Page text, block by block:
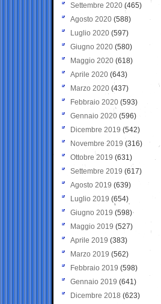
Settembre 2020(465)
Agosto 2020 (588)
Luglio 2020 (597)
Giugno 2020 (580)
Maggio 2020 (618)
Aprile 2020 (643)
Marzo 2020 (437)
Febbraio 2020 (593)
Gennaio 2020 (596)
Dicembre 2019 (542)
Novembre 2019 (316)
Ottobre 2019 (631)
Settembre 2019 (617)
Agosto 2019 (639)
Luglio 2019 (654)
Giugno 2019 (598)
Maggio 2019 (527)
Aprile 2019 (383)
Marzo 2019 (562)
Febbraio 2019 (598)
Gennaio 2019 (641)
Dicembre 2018 (623)